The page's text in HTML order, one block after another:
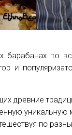
барабанах по
и
древние
уникальную
по